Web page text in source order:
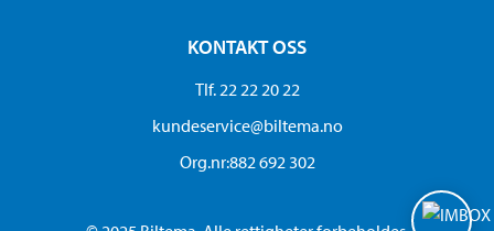
KONTAKT OSS
Tlf. 22 22 20 22
kundeservice@biltema.no
Org.nr:882 692 302